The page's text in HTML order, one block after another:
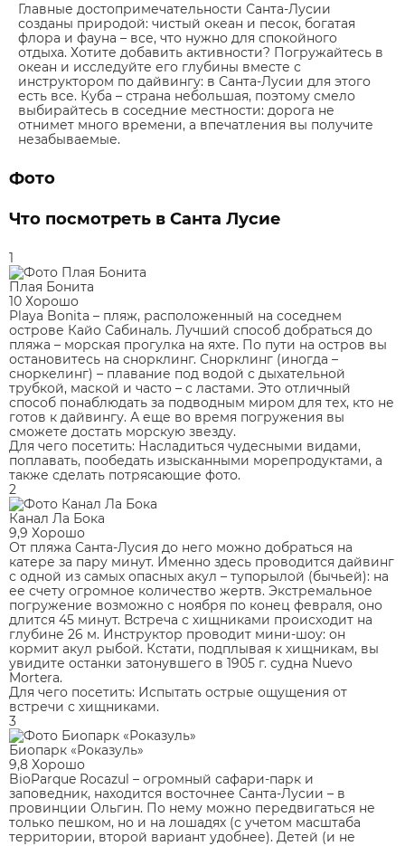
Главные достопримечательности Санта-Лусии
созданы природой: чистый океан и песок, богатая
флора и фауна – все, что нужно для спокойного
отдыха. Хотите добавить активности? Погружайтесь в
океан и исследуйте его глубины вместе с
инструктором по дайвингу: в Санта-Лусии для этого
есть все. Куба – страна небольшая, поэтому смело
выбирайтесь в соседние местности: дорога не
отнимет много времени, а впечатления вы получите
незабываемые.
Фото
Что посмотреть в Санта Лусие
1
Плая Бонита
10 Хорошо
Playa Bonita – пляж, расположенный на соседнем
острове Кайо Сабиналь. Лучший способ добраться до
пляжа – морская прогулка на яхте. По пути на остров вы
остановитесь на снорклинг. Снорклинг (иногда –
сноркелинг) – плавание под водой с дыхательной
трубкой, маской и часто – с ластами. Это отличный
способ понаблюдать за подводным миром для тех, кто не
готов к дайвингу. А еще во время погружения вы
сможете достать морскую звезду.
Для чего посетить: Насладиться чудесными видами,
поплавать, пообедать изысканными морепродуктами, а
также сделать потрясающие фото.
2
Канал Ла Бока
9,9 Хорошо
От пляжа Санта-Лусия до него можно добраться на
катере за пару минут. Именно здесь проводится дайвинг
с одной из самых опасных акул – тупорылой (бычьей): на
ее счету огромное количество жертв. Экстремальное
погружение возможно с ноября по конец февраля, оно
длится 45 минут. Встреча с хищниками происходит на
глубине 26 м. Инструктор проводит мини-шоу: он
кормит акул рыбой. Кстати, подплывая к хищникам, вы
увидите останки затонувшего в 1905 г. судна Nuevo
Mortera.
Для чего посетить: Испытать острые ощущения от
встречи с хищниками.
3
Биопарк «Роказуль»
9,8 Хорошо
BioParque Rocazul – огромный сафари-парк и
заповедник, находится восточнее Санта-Лусии – в
провинции Ольгин. По нему можно передвигаться не
только пешком, но и на лошадях (с учетом масштаба
территории, второй вариант удобнее). Детей (и не